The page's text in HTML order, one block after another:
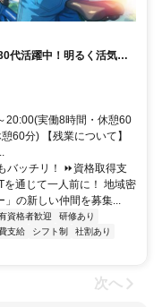
代活躍中！明るく活気の
20:00(実働8時間・休憩60
60分) 【残業について】
バッチリ！ ⏩️資格取得支
を通じて一人前に！ 地域密
の新しい仲間を募集...
資格者歓迎
研修あり
支給 シフト制
社割あり
次へ